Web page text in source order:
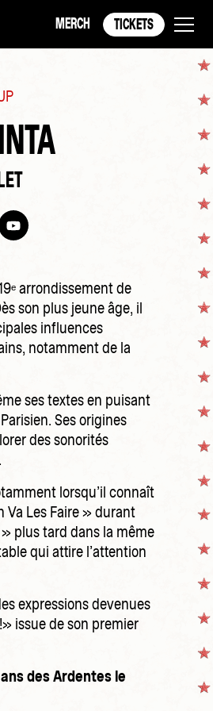
MERCH TICKETS
arrondissement de
son plus jeune âge, il
influences
notamment de la
ses textes en puisant
Ses origines
des sonorités
lorsqu’il connaît
Va Les Faire » durant
plus tard dans la même
qui attire l’attention
expressions devenues
issue de son premier
des Ardentes le